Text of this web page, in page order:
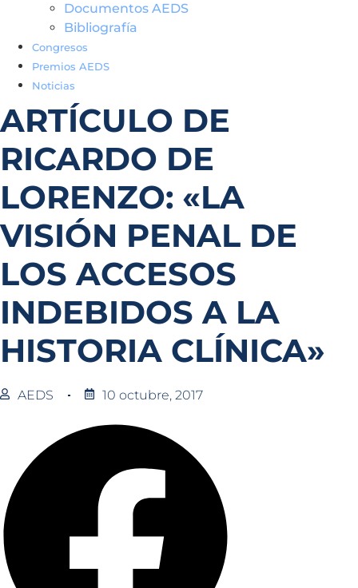
Documentos AEDS
Bibliografía
Congresos
Premios AEDS
Noticias
ARTÍCULO DE
RICARDO DE
LORENZO: «LA
VISIÓN PENAL DE
LOS ACCESOS
INDEBIDOS A LA
HISTORIA CLÍNICA»
AEDS 10 octubre, 2017